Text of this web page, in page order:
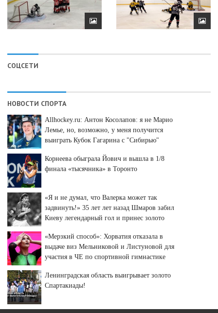
СОЦСЕТИ
НОВОСТИ СПОРТА
Allhockey.ru: Антон Косолапов: я не Марио
Лемье, но, возможно, у меня получится
выиграть Кубок Гагарина с "Сибирью"
Корнеева обыграла Йович и вышла в 1/8
финала «тысячника» в Торонто
«Я и не думал, что Валерка может так
задвинуть!» 35 лет лет назад Шмаров забил
Киеву легендарный гол и принес золото
«Мерзкий способ»: Хорватия отказала в
выдаче виз Мельниковой и Листуновой для
участия в ЧЕ по спортивной гимнастике
Ленинградская область выигрывает золото
Спартакиады!